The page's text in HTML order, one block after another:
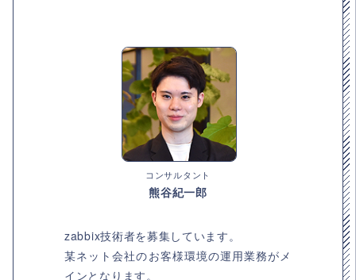
コンサルタント
熊谷紀一郎
zabbix技術者を募集しています。
某ネット会社のお客様環境の運用業務がメ
インとなります。